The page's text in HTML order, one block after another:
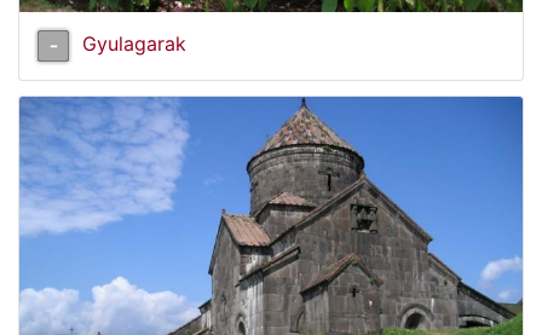
Gyulagarak